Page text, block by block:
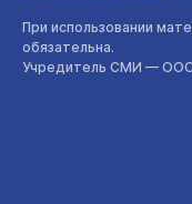
При использовании
обязательна.
Учредитель СМИ — ООО